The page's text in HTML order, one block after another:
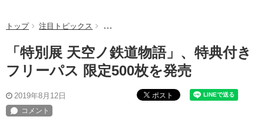
トップ 注目トピックス 「特別展 天空ノ鉄道物語」、特典付きフリー
「特別展 天空ノ鉄道物語」、特典付き
フリーパス 限定500枚を発売
2019年8月12日 ポスト